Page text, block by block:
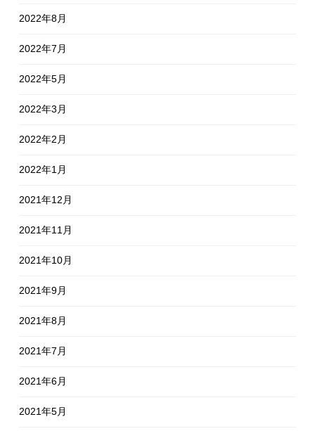
2022年8月
2022年7月
2022年5月
2022年3月
2022年2月
2022年1月
2021年12月
2021年11月
2021年10月
2021年9月
2021年8月
2021年7月
2021年6月
2021年5月